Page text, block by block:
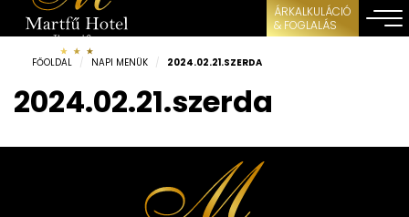
ÁRKALKULÁCIÓ
& FOGLALÁS
FŐOLDAL / NAPI MENÜK / 2024.02.21.SZERDA
2024.02.21.szerda